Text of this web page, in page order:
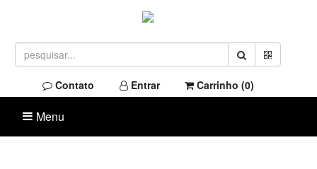
Contato Entrar Carrinho (0)
Menu